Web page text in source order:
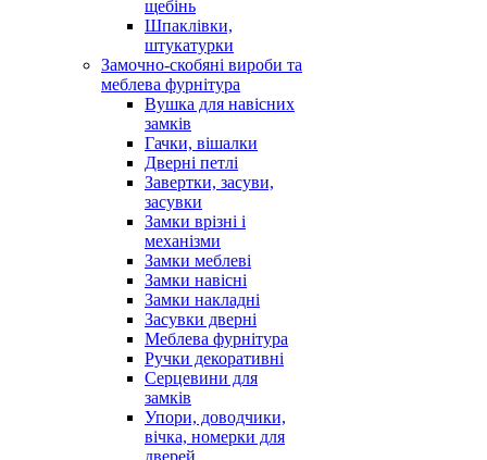
щебінь
Шпаклівки,
штукатурки
Замочно-скобяні вироби та
меблева фурнітура
Вушка для навісних
замків
Гачки, вішалки
Дверні петлі
Завертки, засуви,
засувки
Замки врізні і
механізми
Замки меблеві
Замки навісні
Замки накладні
Засувки дверні
Меблева фурнітура
Ручки декоративні
Серцевини для
замків
Упори, доводчики,
вічка, номерки для
дверей